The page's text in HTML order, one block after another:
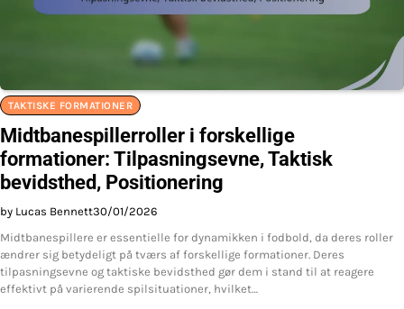
TAKTISKE FORMATIONER
Midtbanespillerroller i forskellige
formationer: Tilpasningsevne, Taktisk
bevidsthed, Positionering
by Lucas Bennett30/01/2026
Midtbanespillere er essentielle for dynamikken i fodbold, da deres roller
ændrer sig betydeligt på tværs af forskellige formationer. Deres
tilpasningsevne og taktiske bevidsthed gør dem i stand til at reagere
effektivt på varierende spilsituationer, hvilket…